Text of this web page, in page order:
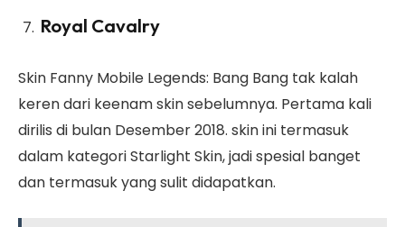
Royal Cavalry
Skin Fanny Mobile Legends: Bang Bang tak kalah
keren dari keenam skin sebelumnya. Pertama kali
dirilis di bulan Desember 2018. skin ini termasuk
dalam kategori Starlight Skin, jadi spesial banget
dan termasuk yang sulit didapatkan.